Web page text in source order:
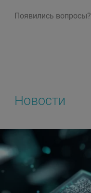
Появились вопросы?
Новости